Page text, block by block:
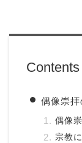
Contents
偶像崇
偶像
宗教